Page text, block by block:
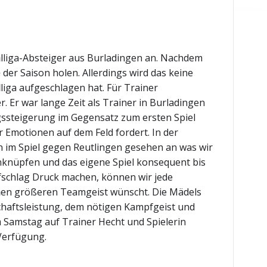
Absteiger aus Burladingen an. Nachdem
Saison holen. Allerdings wird das keine
aufgeschlagen hat. Für Trainer
Er war lange Zeit als Trainer in Burladingen
im Gegensatz zum ersten Spiel
Emotionen auf dem Feld fordert. In der
Spiel gegen Reutlingen gesehen an was wir
und das eigene Spiel konsequent bis
Druck machen, können wir jede
größeren Teamgeist wünscht. Die Mädels
dem nötigen Kampfgeist und
auf Trainer Hecht und Spielerin